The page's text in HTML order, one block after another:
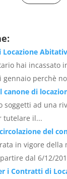
hai incassato
gennaio perchè
canone di
soggetti ad una
tutelare il...
del
in vigore della
dal 6/12/
i Contratti di